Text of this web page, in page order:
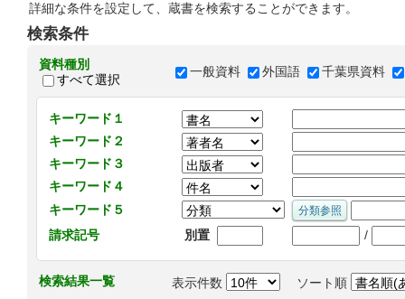
詳細な条件を設定して、蔵書を検索することができます。
検索条件
資料種別
すべて選択
一般資料 外国語 千葉県資料
キーワード１
キーワード２
キーワード３
キーワード４
キーワード５
請求記号
別置 /
検索結果一覧 表示件数 ソート順